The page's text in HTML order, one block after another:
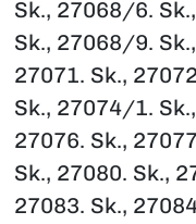
Sk., 27068/6.
Sk., 27068/9.
27071. Sk.,
Sk., 27074/1.
27076. Sk.,
Sk., 27080. Sk.,
27083. Sk.,